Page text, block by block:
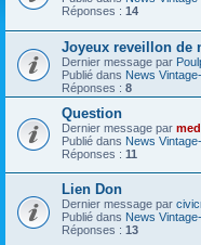
Réponses : 14
Joyeux reveillon de
Dernier message par
Publié dans News
Réponses : 8
Question
Dernier message par
Publié dans News
Réponses : 11
Lien Don
Dernier message par
Publié dans News
Réponses : 13